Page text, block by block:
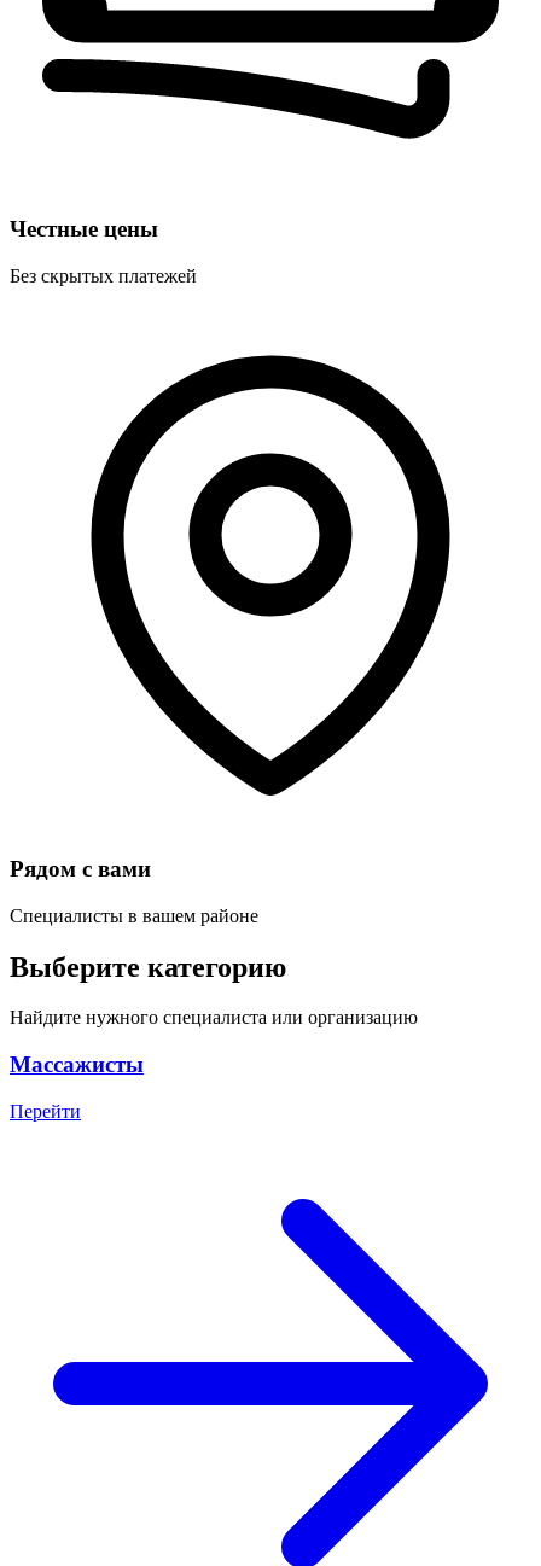
Честные цены
Без скрытых платежей
Рядом с вами
Специалисты в вашем районе
Выберите категорию
Найдите нужного специалиста или организацию
Массажисты
Перейти